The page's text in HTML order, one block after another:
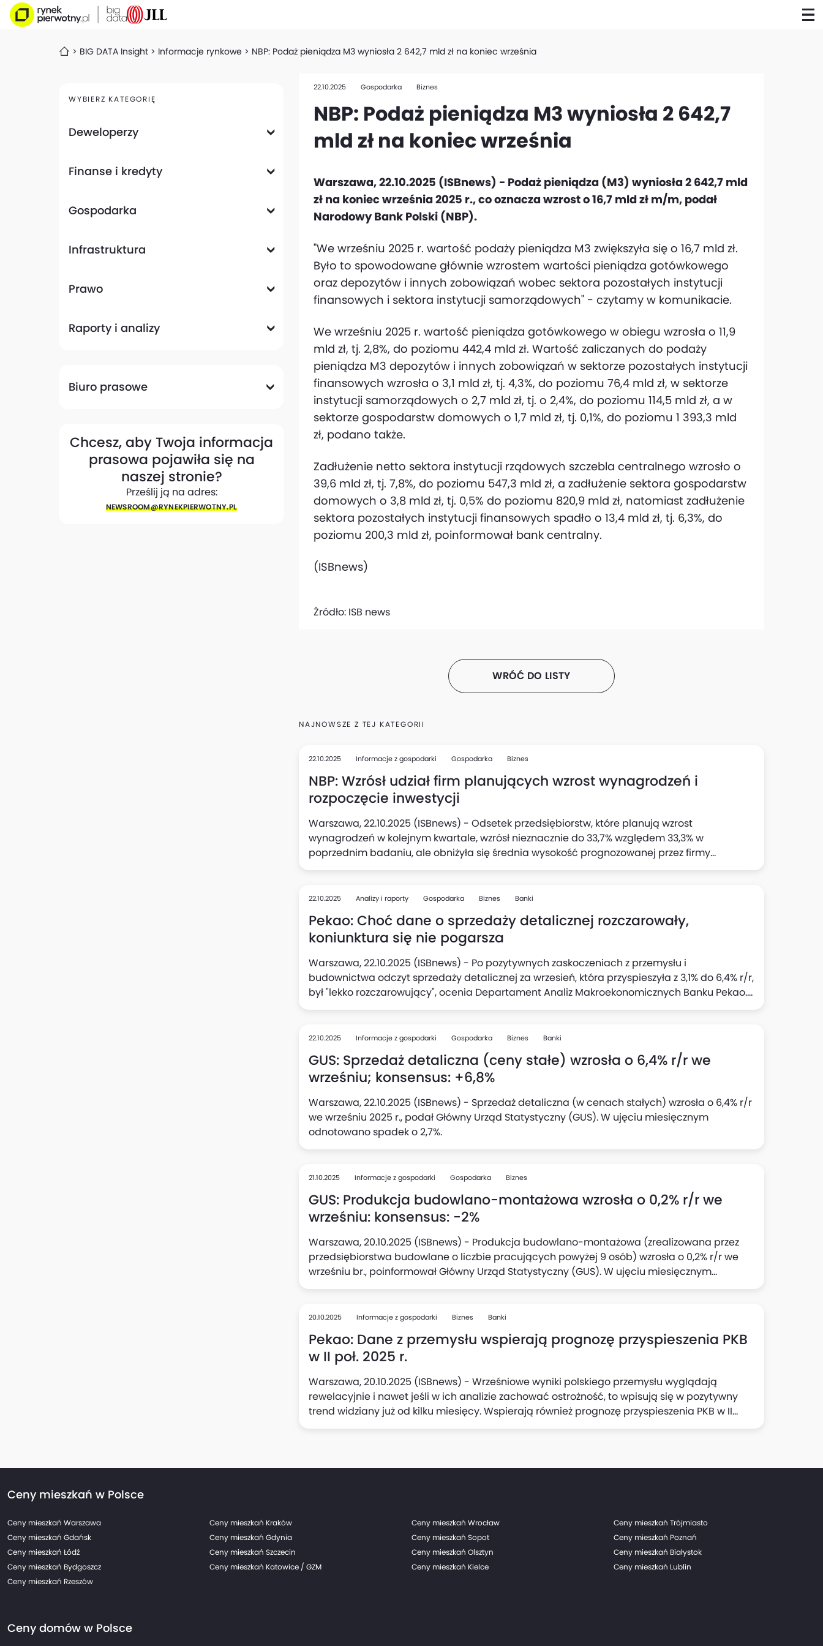
BIG DATA Insight Informacje rynkowe NBP: Podaż pieniądza M3 wyniosła 2 642,7 mld zł na koniec września
WYBIERZ KATEGORIĘ
Deweloperzy
Finanse i kredyty
Gospodarka
Infrastruktura
Prawo
Raporty i analizy
Biuro prasowe
Chcesz, aby Twoja informacja
prasowa pojawiła się na
naszej stronie?
Prześlij ją na adres:
NEWSROOM@​RYNEKPIERWOTNY.PL
22.10.2025 Gospodarka Biznes
NBP: Podaż pieniądza M3 wyniosła 2 642,7
mld zł na koniec września
Warszawa, 22.10.2025 (ISBnews) - Podaż pieniądza (M3) wyniosła 2 642,7 mld
zł na koniec września 2025 r., co oznacza wzrost o 16,7 mld zł m/m, podał
Narodowy Bank Polski (NBP).
"We wrześniu 2025 r. wartość podaży pieniądza M3 zwiększyła się o 16,7 mld zł.
Było to spowodowane głównie wzrostem wartości pieniądza gotówkowego
oraz depozytów i innych zobowiązań wobec sektora pozostałych instytucji
finansowych i sektora instytucji samorządowych" - czytamy w komunikacie.
We wrześniu 2025 r. wartość pieniądza gotówkowego w obiegu wzrosła o 11,9
mld zł, tj. 2,8%, do poziomu 442,4 mld zł. Wartość zaliczanych do podaży
pieniądza M3 depozytów i innych zobowiązań w sektorze pozostałych instytucji
finansowych wzrosła o 3,1 mld zł, tj. 4,3%, do poziomu 76,4 mld zł, w sektorze
instytucji samorządowych o 2,7 mld zł, tj. o 2,4%, do poziomu 114,5 mld zł, a w
sektorze gospodarstw domowych o 1,7 mld zł, tj. 0,1%, do poziomu 1 393,3 mld
zł, podano także.
Zadłużenie netto sektora instytucji rządowych szczebla centralnego wzrosło o
39,6 mld zł, tj. 7,8%, do poziomu 547,3 mld zł, a zadłużenie sektora gospodarstw
domowych o 3,8 mld zł, tj. 0,5% do poziomu 820,9 mld zł, natomiast zadłużenie
sektora pozostałych instytucji finansowych spadło o 13,4 mld zł, tj. 6,3%, do
poziomu 200,3 mld zł, poinformował bank centralny.
(ISBnews)
Źródło: ISB news
WRÓĆ DO LISTY
NAJNOWSZE Z TEJ KATEGORII
22.10.2025 Informacje z gospodarki Gospodarka Biznes
NBP: Wzrósł udział firm planujących wzrost wynagrodzeń i
rozpoczęcie inwestycji
Warszawa, 22.10.2025 (ISBnews) - Odsetek przedsiębiorstw, które planują wzrost
wynagrodzeń w kolejnym kwartale, wzrósł nieznacznie do 33,7% względem 33,3% w
poprzednim badaniu, ale obniżyła się średnia wysokość prognozowanej przez firmy
podwyżki (do 5,1%, wobec 5,3% kwartał wcześniej), wynika z "Szybkiego Monitoringu NBP". Z
deklarujących zamiar rozpoczęcia nowych inwestycji: do 23,1% względem 22% z badania w II
kwartale.
22.10.2025 Analizy i raporty Gospodarka Biznes Banki
Pekao: Choć dane o sprzedaży detalicznej rozczarowały,
koniunktura się nie pogarsza
Warszawa, 22.10.2025 (ISBnews) - Po pozytywnych zaskoczeniach z przemysłu i
budownictwa odczyt sprzedaży detalicznej za wrzesień, która przyspieszyła z 3,1% do 6,4% r/r,
był "lekko rozczarowujący", ocenia Departament Analiz Makroekonomicznych Banku Pekao.
Tym niemniej nie oznacza to pogorszenia koniunktury w sektorze, a "pozytywna opowieść" o
22.10.2025 Informacje z gospodarki Gospodarka Biznes Banki
GUS: Sprzedaż detaliczna (ceny stałe) wzrosła o 6,4% r/r we
wrześniu; konsensus: +6,8%
Warszawa, 22.10.2025 (ISBnews) - Sprzedaż detaliczna (w cenach stałych) wzrosła o 6,4% r/r
we wrześniu 2025 r., podał Główny Urząd Statystyczny (GUS). W ujęciu miesięcznym
odnotowano spadek o 2,7%.
21.10.2025 Informacje z gospodarki Gospodarka Biznes
GUS: Produkcja budowlano-montażowa wzrosła o 0,2% r/r we
wrześniu: konsensus: -2%
Warszawa, 20.10.2025 (ISBnews) - Produkcja budowlano-montażowa (zrealizowana przez
przedsiębiorstwa budowlane o liczbie pracujących powyżej 9 osób) wzrosła o 0,2% r/r we
wrześniu br., poinformował Główny Urząd Statystyczny (GUS). W ujęciu miesięcznym
odnotowano wzrost o 20,6%.
20.10.2025 Informacje z gospodarki Biznes Banki
Pekao: Dane z przemysłu wspierają prognozę przyspieszenia PKB
w II poł. 2025 r.
Warszawa, 20.10.2025 (ISBnews) - Wrześniowe wyniki polskiego przemysłu wyglądają
rewelacyjnie i nawet jeśli w ich analizie zachować ostrożność, to wpisują się w pozytywny
trend widziany już od kilku miesięcy. Wspierają również prognozę przyspieszenia PKB w II
połowie tego roku, uważa Departament Analiz Makroekonomicznych Banku Pekao. Dzisiejsza
Ceny mieszkań w Polsce
Ceny mieszkań Warszawa Ceny mieszkań Kraków Ceny mieszkań Wrocław
Ceny mieszkań Trójmiasto
Ceny mieszkań Gdańsk
Ceny mieszkań Gdynia Ceny mieszkań Sopot
Ceny mieszkań Poznań
Ceny mieszkań Łódź
Ceny mieszkań Szczecin Ceny mieszkań Olsztyn
Ceny mieszkań Białystok
Ceny mieszkań Bydgoszcz
Ceny mieszkań Katowice / GZM Ceny mieszkań Kielce
Ceny mieszkań Lublin
Ceny mieszkań Rzeszów
Ceny domów w Polsce